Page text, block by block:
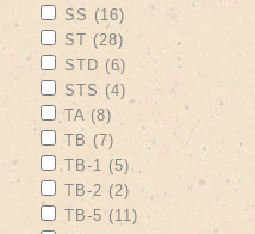
Apply SS filter
SS (16) Apply SS filter
Apply ST filter
ST (28) Apply ST filter
Apply STD filter
STD (6) Apply STD filter
Apply STS filter
STS (4)
Apply TA filter
TA (8) Apply TA filter
Apply TB filter
TB (7)
Apply TB-1 filter
TB-1 (5)
Apply TB-2 filter
TB-2 (2) Apply TB-2 filter
Apply TB-5 filter
TB-5 (11)